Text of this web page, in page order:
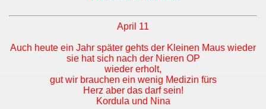
April 11
Auch heute ein Jahr später gehts der Kleinen Maus wieder
sie hat sich nach der Nieren OP
wieder erholt,
gut wir brauchen ein wenig Medizin fürs
Herz aber das darf sein!
Kordula und Nina